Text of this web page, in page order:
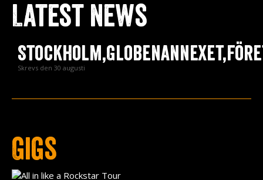
Music
Gigs
Gallery
Teknik
Contact
Latest news
Skrevs den 30 augusti
Gigs